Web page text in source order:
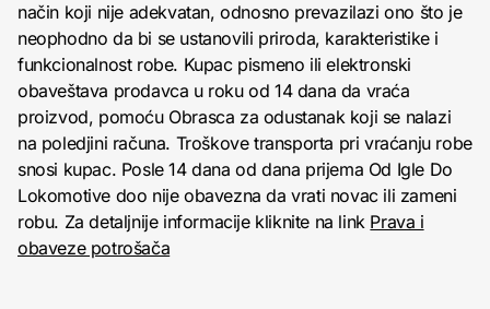
način koji nije adekvatan, odnosno prevazilazi ono što je
neophodno da bi se ustanovili priroda, karakteristike i
funkcionalnost robe. Kupac pismeno ili elektronski
obaveštava prodavca u roku od 14 dana da vraća
proizvod, pomoću Obrasca za odustanak koji se nalazi
na poledjini računa. Troškove transporta pri vraćanju robe
snosi kupac. Posle 14 dana od dana prijema Od Igle Do
Lokomotive doo nije obavezna da vrati novac ili zameni
robu. Za detaljnije informacije kliknite na link Prava i
obaveze potrošača